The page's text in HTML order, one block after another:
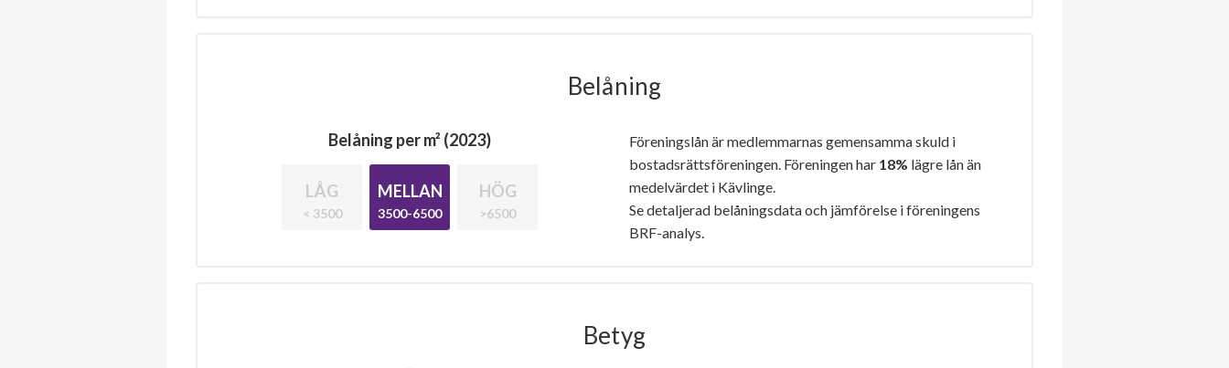
Belåning
Belåning per m² (2023)
LÅG
< 3500
MELLAN
3500-6500
HÖG
>6500
Föreningslån är medlemmarnas gemensamma skuld i
bostadsrättsföreningen. Föreningen har 18% lägre lån än
medelvärdet i Kävlinge.
Se detaljerad belåningsdata och jämförelse i föreningens
BRF-analys.
Betyg